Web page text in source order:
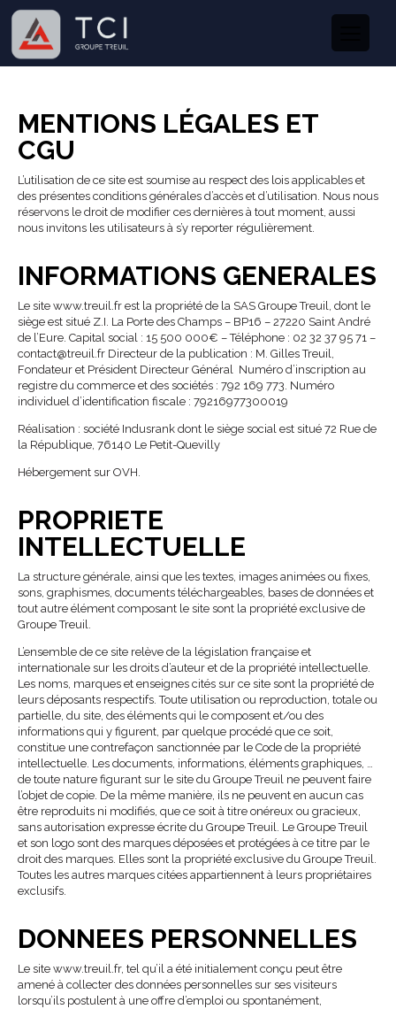
MENTIONS LÉGALES ET
CGU
L’utilisation de ce site est soumise au respect des lois applicables et
des présentes conditions générales d’accès et d’utilisation. Nous nous
réservons le droit de modifier ces dernières à tout moment, aussi
nous invitons les utilisateurs à s’y reporter régulièrement.
INFORMATIONS GENERALES
Le site www.treuil.fr est la propriété de la SAS Groupe Treuil, dont le
siège est situé Z.I. La Porte des Champs – BP16 – 27220 Saint André
de l’Eure. Capital social : 15 500 000€ – Téléphone : 02 32 37 95 71 –
contact@treuil.fr Directeur de la publication : M. Gilles Treuil,
Fondateur et Président Directeur Général Numéro d’inscription au
registre du commerce et des sociétés : 792 169 773. Numéro
individuel d’identification fiscale : 79216977300019
Réalisation : société Indusrank dont le siège social est situé 72 Rue de
la République, 76140 Le Petit-Quevilly
Hébergement sur OVH.
PROPRIETE
INTELLECTUELLE
La structure générale, ainsi que les textes, images animées ou fixes,
sons, graphismes, documents téléchargeables, bases de données et
tout autre élément composant le site sont la propriété exclusive de
Groupe Treuil.
L’ensemble de ce site relève de la législation française et
internationale sur les droits d’auteur et de la propriété intellectuelle.
Les noms, marques et enseignes cités sur ce site sont la propriété de
leurs déposants respectifs. Toute utilisation ou reproduction, totale ou
partielle, du site, des éléments qui le composent et/ou des
informations qui y figurent, par quelque procédé que ce soit,
constitue une contrefaçon sanctionnée par le Code de la propriété
intellectuelle. Les documents, informations, éléments graphiques, …
de toute nature figurant sur le site du Groupe Treuil ne peuvent faire
l’objet de copie. De la même manière, ils ne peuvent en aucun cas
être reproduits ni modifiés, que ce soit à titre onéreux ou gracieux,
sans autorisation expresse écrite du Groupe Treuil. Le Groupe Treuil
et son logo sont des marques déposées et protégées à ce titre par le
droit des marques. Elles sont la propriété exclusive du Groupe Treuil.
Toutes les autres marques citées appartiennent à leurs propriétaires
exclusifs.
DONNEES PERSONNELLES
Le site www.treuil.fr, tel qu’il a été initialement conçu peut être
amené à collecter des données personnelles sur ses visiteurs
lorsqu’ils postulent à une offre d’emploi ou spontanément,